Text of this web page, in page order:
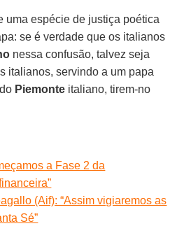
uma espécie de justiça poética
se é verdade que os italianos
nessa confusão, talvez seja
italianos, servindo a um papa
Piemonte italiano, tirem-no
a Fase 2 da
(Aif): “Assim vigiaremos as
Sé”